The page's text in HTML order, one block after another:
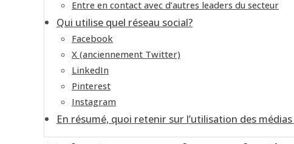
Entre en contact avec d’autres leaders du secteur
Qui utilise quel réseau social?
Facebook
X (anciennement Twitter)
LinkedIn
Pinterest
Instagram
En résumé, quoi retenir sur l’utilisation des